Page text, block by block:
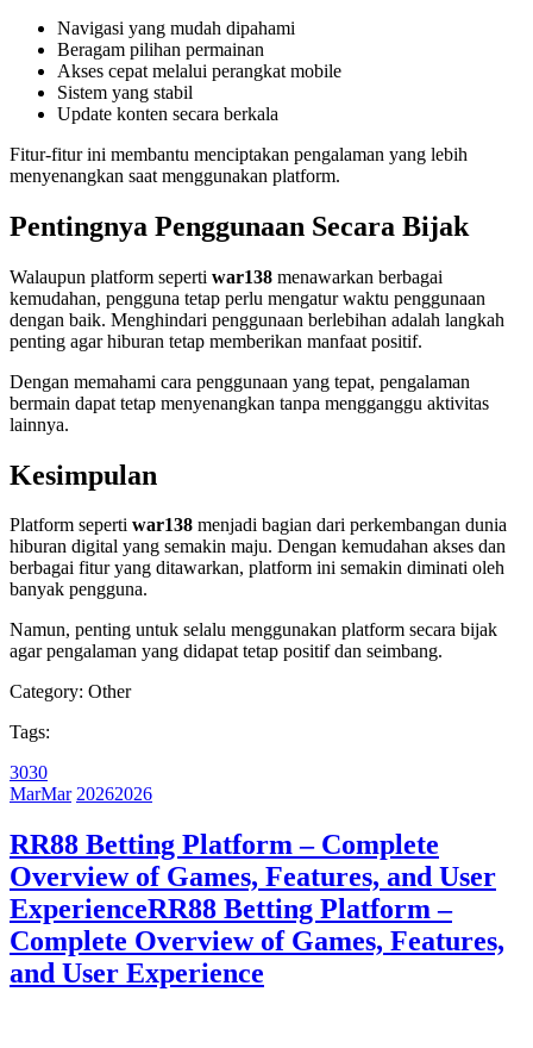
Navigasi yang mudah dipahami
Beragam pilihan permainan
Akses cepat melalui perangkat mobile
Sistem yang stabil
Update konten secara berkala
Fitur-fitur ini membantu menciptakan pengalaman yang lebih
menyenangkan saat menggunakan platform.
Pentingnya Penggunaan Secara Bijak
Walaupun platform seperti war138 menawarkan berbagai
kemudahan, pengguna tetap perlu mengatur waktu penggunaan
dengan baik. Menghindari penggunaan berlebihan adalah langkah
penting agar hiburan tetap memberikan manfaat positif.
Dengan memahami cara penggunaan yang tepat, pengalaman
bermain dapat tetap menyenangkan tanpa mengganggu aktivitas
lainnya.
Kesimpulan
Platform seperti war138 menjadi bagian dari perkembangan dunia
hiburan digital yang semakin maju. Dengan kemudahan akses dan
berbagai fitur yang ditawarkan, platform ini semakin diminati oleh
banyak pengguna.
Namun, penting untuk selalu menggunakan platform secara bijak
agar pengalaman yang didapat tetap positif dan seimbang.
Category: Other
Tags:
3030
MarMar 20262026
RR88 Betting Platform – Complete
Overview of Games, Features, and User
ExperienceRR88 Betting Platform –
Complete Overview of Games, Features,
and User Experience